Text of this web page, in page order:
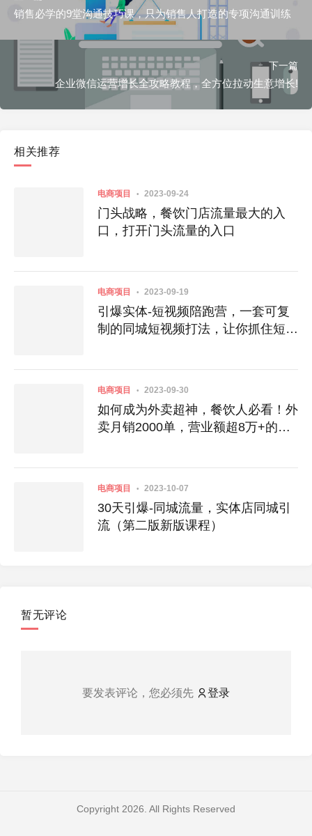
销售必学的9堂沟通技巧课，只为销售人打造的专项沟通训练
下一篇
企业微信运营增长全攻略教程，全方位拉动生意增长!
相关推荐
电商项目 2023-09-24
门头‬战略，餐‮门饮‬店‮量流‬最‮的大‬入
口，打开门头流量的入口
电商项目 2023-09-19
引爆实体-短视频陪跑营，一套可复
制的同城短视频打法，让你抓住短视
电商项目 2023-09-30
如何成为外卖超神，餐饮人必看！外
卖月销2000单，营业额超8万+的秘
电商项目 2023-10-07
30天引爆-同城流量，实体店同城引
流（第二版新版课程）
暂无评论
要发表评论，您必须先 登录
Copyright 2026. All Rights Reserved